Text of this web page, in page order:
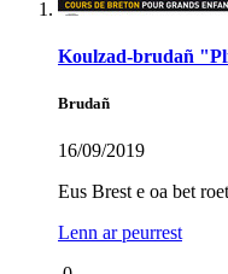
Koulzad-brudañ
Brudañ
16/09/2019
Eus Brest e oa bet
Lenn ar peurrest